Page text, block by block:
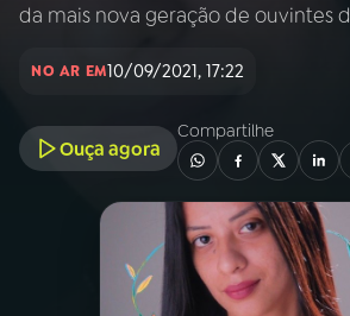
INÍCIO
A RÁDIO
PROGRAMAÇÃO
PROGRAMAS
da mais nova geração de ouvintes
NO AR EM10/09/2021, 17:22
Ouça agora
Compartilhe